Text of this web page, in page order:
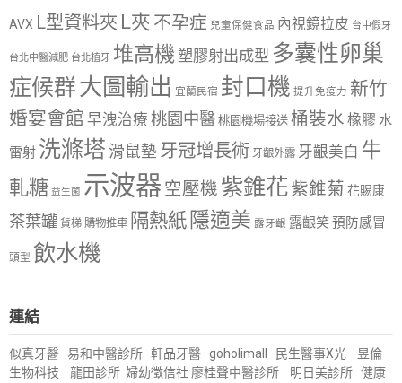
AVX L型資料夾 L夾 不孕症 兒童保健食品 內視鏡拉皮 台中假牙
台北中醫減肥 台北植牙 堆高機塑膠射出成型 多囊性卵巢
症候群大圖輸出 宜蘭民宿 封口機 提升免疫力 新竹
婚宴會館 早洩治療 桃園中醫 桃園機場接送 桶裝水 橡膠 水
雷射 洗滌塔 滑鼠墊 牙冠增長術 牙齦外露 牙齦美白 牛
軋糖 益生菌 示波器 空壓機 紫錐花紫錐菊 花賜康
茶葉罐 貨梯 購物推車 隔熱紙 隱適美 露牙齦 露齦笑預防感冒
頭型 飲水機
連結
似真牙醫 易和中醫診所 軒品牙醫 goholimall 民生醫事X光
昱倫
生物科技
龍田診所 婦幼徵信社 廖桂聲中醫診所 明日美診所 健康